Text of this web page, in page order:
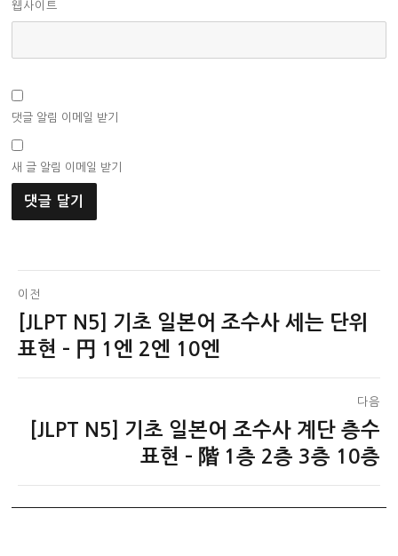
웹사이트
댓글 알림 이메일 받기
새 글 알림 이메일 받기
글
탐
이전
전
[JLPT N5] 기초 일본어 조수사 세는 단위
표현 – 円 1엔 2엔 10엔
다음
[JLPT N5] 기초 일본어 조수사 계단 층수
표현 – 階 1층 2층 3층 10층